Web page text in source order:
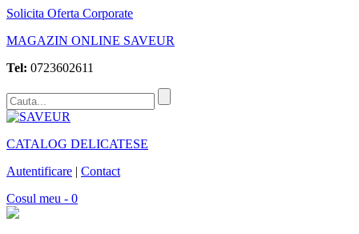
Solicita Oferta Corporate
MAGAZIN ONLINE SAVEUR
Tel: 0723602611
CATALOG DELICATESE
Autentificare | Contact
Cosul meu - 0